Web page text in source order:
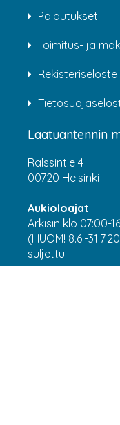
Palautukset
Toimitus- ja
Rekisteriseloste
Laatuantennin
Rälssintie 4
00720 Helsinki
Aukioloajat
Arkisin klo 07:00-
(HUOM! 8.6.-
suljettu